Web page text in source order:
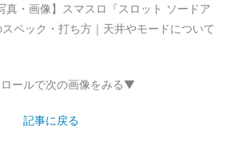
真・画像】スマスロ『スロット ソードア
ペック・打ち方｜天井やモードについて
ールで次の画像をみる▼
記事に戻る